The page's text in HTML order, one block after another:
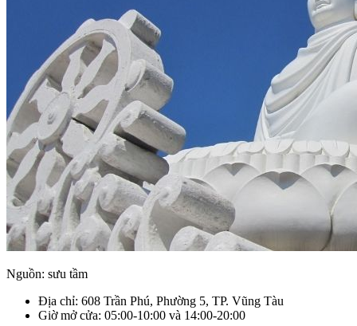
Nguồn: sưu tầm
Địa chỉ: 608 Trần Phú, Phường 5, TP. Vũng Tàu
Giờ mở cửa: 05:00-10:00 và 14:00-20:00